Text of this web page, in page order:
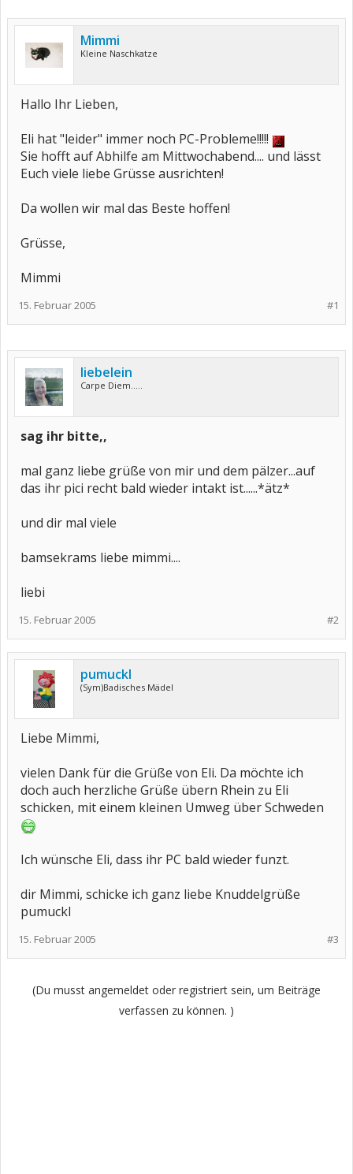
Mimmi
Kleine Naschkatze
Hallo Ihr Lieben,
Eli hat "leider" immer noch PC-Probleme!!!!!
Sie hofft auf Abhilfe am Mittwochabend.... und lässt
Euch viele liebe Grüsse ausrichten!
Da wollen wir mal das Beste hoffen!
Grüsse,
Mimmi
#1
15. Februar 2005
liebelein
Carpe Diem.....
sag ihr bitte,,
mal ganz liebe grüße von mir und dem pälzer...auf
das ihr pici recht bald wieder intakt ist......*ätz*
und dir mal viele
bamsekrams liebe mimmi....
liebi
#2
15. Februar 2005
pumuckl
(Sym)Badisches Mädel
Liebe Mimmi,
vielen Dank für die Grüße von Eli. Da möchte ich
doch auch herzliche Grüße übern Rhein zu Eli
schicken, mit einem kleinen Umweg über Schweden
Ich wünsche Eli, dass ihr PC bald wieder funzt.
dir Mimmi, schicke ich ganz liebe Knuddelgrüße
pumuckl
#3
15. Februar 2005
(Du musst angemeldet oder registriert sein, um Beiträge
verfassen zu können. )